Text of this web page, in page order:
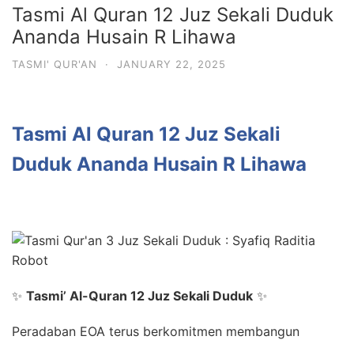
Tasmi Al Quran 12 Juz Sekali Duduk
Ananda Husain R Lihawa
TASMI' QUR'AN · JANUARY 22, 2025
Tasmi Al Quran 12 Juz Sekali
Duduk Ananda Husain R Lihawa
✨ Tasmi’ Al-Quran 12 Juz Sekali Duduk ✨
Peradaban EOA terus berkomitmen membangun